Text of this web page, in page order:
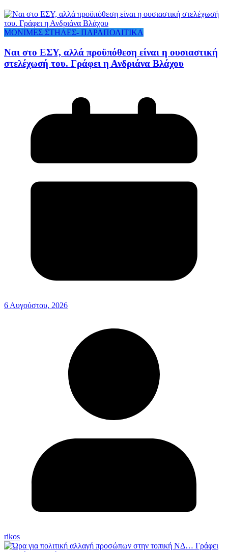
ΜΟΝΙΜΕΣ ΣΤΗΛΕΣ- ΠΑΡΑΠΟΛΙΤΙΚΑ
Ναι στο ΕΣΥ, αλλά προϋπόθεση είναι η ουσιαστική
στελέχωσή του. Γράφει η Ανδριάνα Βλάχου
6 Αυγούστου, 2026
rikos